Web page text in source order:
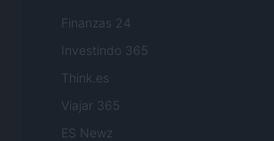
Finanzas 24
Investindo 365
Think.es
Viajar 365
ES Newz